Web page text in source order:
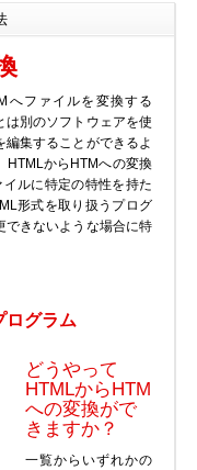
へファイルを変換する
は別のソフトウェアを使
編集することができるよ
HTMLからHTMへの変換
ルに特定の特性を持た
形式を取り扱うプログ
できないような場合に特
ログラム
どうやって
HTMLからHTM
への変換がで
きますか？
一覧からいずれかの